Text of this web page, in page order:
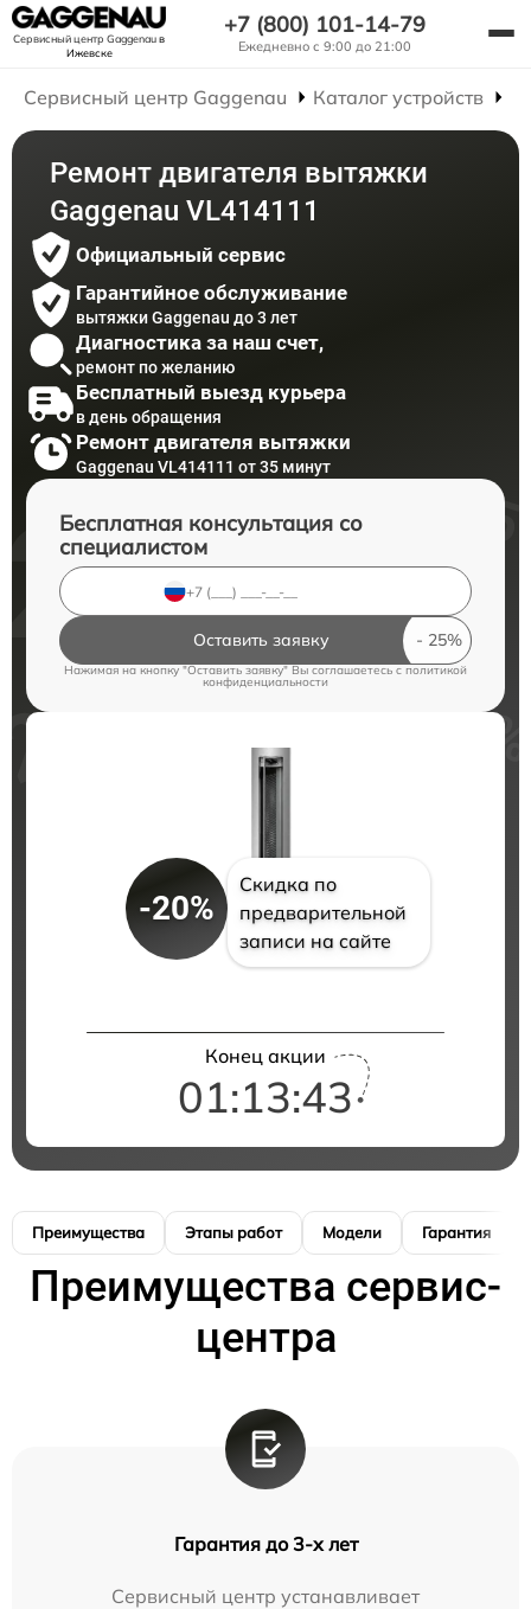
Сервисный центр Gaggenauв
Ижевске
+7 (800) 101-14-79
Ежедневно с 9:00 до 21:00
Сервисный центр Gaggenau Каталог устройств
Ремонт двигателя вытяжки
Gaggenau VL414111
Официальный сервис
Гарантийное обслуживание
вытяжки Gaggenau до 3 лет
Диагностика за наш счет,
ремонт по желанию
Бесплатный выезд курьера
в день обращения
Ремонт двигателя вытяжки
Gaggenau VL414111 от 35 минут
Бесплатная консультация со
специалистом
Оставить заявку
Нажимая на кнопку "Оставить заявку" Вы соглашаетесь c политикой
конфиденциальности
-20%
Скидка по
предварительной
записи на сайте
Конец акции
01:13:42
Преимущества Этапы работ Модели Гарантия
Преимущества сервис-
центра
Гарантия до 3-х лет
Сервисный центр устанавливает